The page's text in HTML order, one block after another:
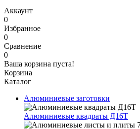
Аккаунт
0
Избранное
0
Сравнение
0
Ваша корзина пуста!
Корзина
Каталог
Алюминиевые заготовки
Алюминиевые квадраты Д16Т